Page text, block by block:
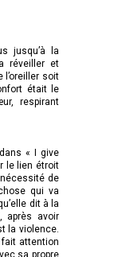
jusqu’à la
réveiller et
l’oreiller soit
était le
respirant
« I give
le lien étroit
de
qui va
dit à la
après avoir
la violence.
attention
sa propre